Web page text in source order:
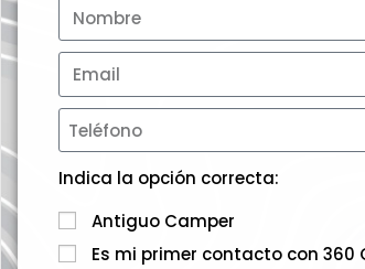
Indica la opción correcta:
Antiguo Camper
Es mi primer contacto con 360